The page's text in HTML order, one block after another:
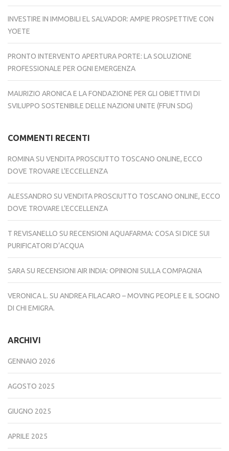
INVESTIRE IN IMMOBILI EL SALVADOR: AMPIE PROSPETTIVE CON
YOETE
PRONTO INTERVENTO APERTURA PORTE: LA SOLUZIONE
PROFESSIONALE PER OGNI EMERGENZA
MAURIZIO ARONICA E LA FONDAZIONE PER GLI OBIETTIVI DI
SVILUPPO SOSTENIBILE DELLE NAZIONI UNITE (FFUN SDG)
COMMENTI RECENTI
ROMINA SU VENDITA PROSCIUTTO TOSCANO ONLINE, ECCO
DOVE TROVARE L’ECCELLENZA
ALESSANDRO SU VENDITA PROSCIUTTO TOSCANO ONLINE, ECCO
DOVE TROVARE L’ECCELLENZA
T REVISANELLO SU RECENSIONI AQUAFARMA: COSA SI DICE SUI
PURIFICATORI D’ACQUA
SARA SU RECENSIONI AIR INDIA: OPINIONI SULLA COMPAGNIA
VERONICA L. SU ANDREA FILACARO – MOVING PEOPLE E IL SOGNO
DI CHI EMIGRA.
ARCHIVI
GENNAIO 2026
AGOSTO 2025
GIUGNO 2025
APRILE 2025